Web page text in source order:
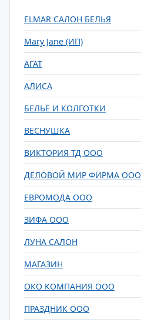
ELMAR САЛОН БЕЛЬЯ
Mary Jane (ИП)
АГАТ
АЛИСА
БЕЛЬЕ И КОЛГОТКИ
ВЕСНУШКА
ВИКТОРИЯ ТД ООО
ДЕЛОВОЙ МИР ФИРМА ООО
ЕВРОМОДА ООО
ЗИФА ООО
ЛУНА САЛОН
МАГАЗИН
ОКО КОМПАНИЯ ООО
ПРАЗДНИК ООО